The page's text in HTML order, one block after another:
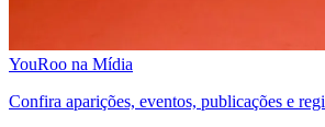
YouRoo na Mídia
Confira aparições, eventos, publicações e